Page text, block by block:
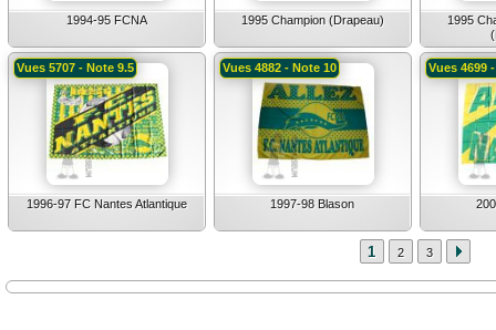
1994-95 FCNA 1995 Champion (Drapeau)
1995
1996-97 FC Nantes Atlantique
Vues 5707 - Note 9.5
1997-98 Blason
Vues 4882 - Note 10 Vues 4699
1 2 3